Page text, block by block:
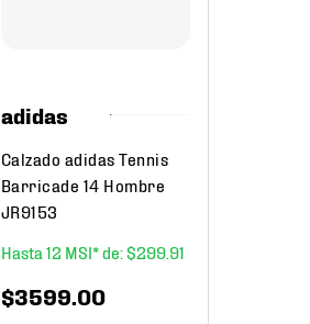
adidas
Calzado adidas Tennis
Barricade 14 Hombre
JR9153
12
$299. 91
$3599.00